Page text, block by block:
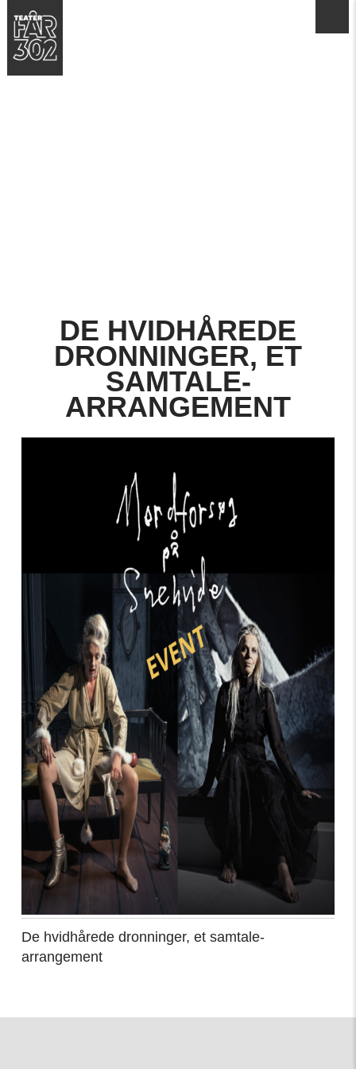
DE HVIDHÅREDE
DRONNINGER, ET
SAMTALE-
ARRANGEMENT
De hvidhårede dronninger, et samtale-
arrangement